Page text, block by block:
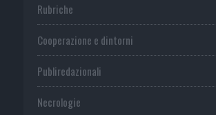
Rubriche
Cooperazione e dintorni
Publiredazionali
Necrologie